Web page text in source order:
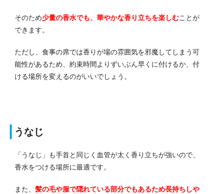
そのため少量の香水でも、華やかな香り立ちを楽しむことが
できます。
ただし、食事の席では香りが場の雰囲気を邪魔してしまう可
能性があるため、約束時間よりずいぶん早くに付けるか、付
ける場所を変えるのがいいでしょう。
うなじ
「うなじ」も手首と同じく血管が太く香り立ちが強いので、
香水をつける場所に最適です。
また、 髪の毛や服で隠れている部分でもあるため長持ちしや